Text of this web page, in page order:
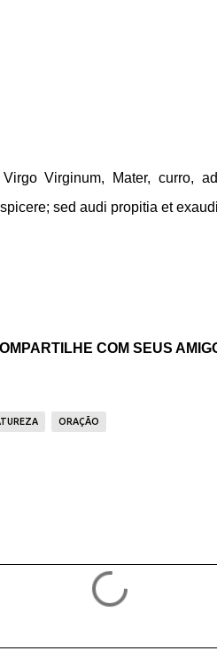
Virginum, Mater, curro,
sed audi propitia et
COM SEUS
ORAÇÃO